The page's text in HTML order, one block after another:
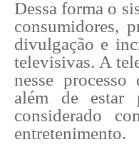
Dessa forma o
consumidores,
divulgação e
televisivas. A
nesse
além de estar
considerado
entretenimento.